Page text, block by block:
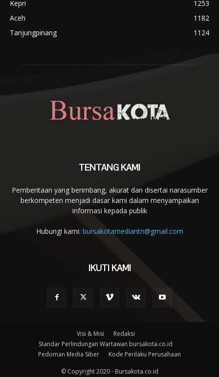
Kepri
1253
Aceh
1182
Tanjungpinang
1124
TENTANG KAMI
Pemberitaan yang berimbang, akurat dan disertai narasumber
berkompeten menjadi dasar kami dalam menyampaikan
informasi kepada publik
Hubungi kami: bursakotamediantn@gmail.com
IKUTI KAMI
Visi & Misi
Redaksi
Standar Perlindungan Wartawan bursakota.co.id
Pedoman Media Siber
Kode Perilaku Perusahaan
© Copyright 2020 - Bursakota.co.id